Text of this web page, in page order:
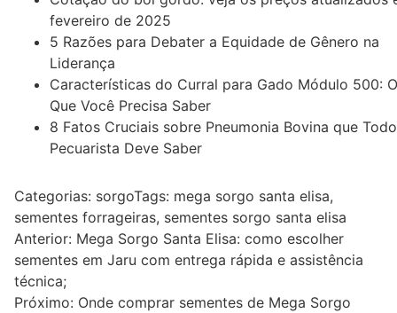
fevereiro de 2025
5 Razões para Debater a Equidade de Gênero na
Liderança
Características do Curral para Gado Módulo 500: O
Que Você Precisa Saber
8 Fatos Cruciais sobre Pneumonia Bovina que Todo
Pecuarista Deve Saber
Categorias: sorgoTags: mega sorgo santa elisa,
sementes forrageiras, sementes sorgo santa elisa
Navegação
de
Post
Anterior: Mega Sorgo Santa Elisa: como escolher
sementes em Jaru com entrega rápida e assistência
técnica;
Próximo: Onde comprar sementes de Mega Sorgo